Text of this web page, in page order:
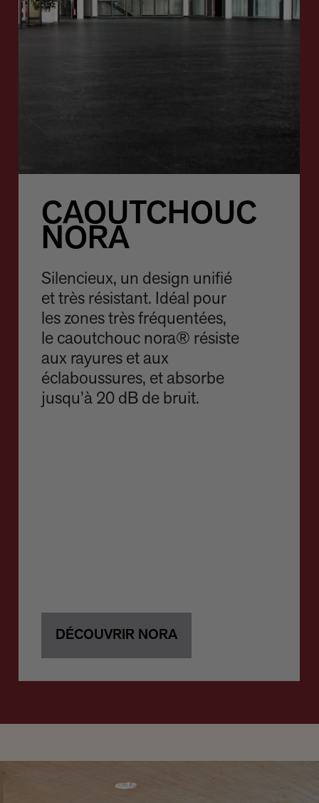
CAOUTCHOUC
NORA
Silencieux, un design unifié
et très résistant. Idéal pour
les zones très fréquentées,
le caoutchouc nora® résiste
aux rayures et aux
éclaboussures, et absorbe
jusqu’à 20 dB de bruit.
DÉCOUVRIR NORA